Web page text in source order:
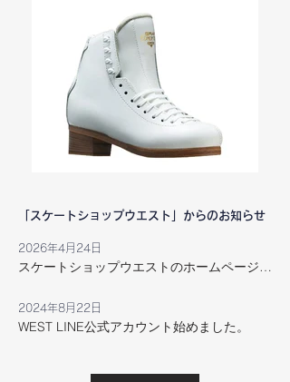
「スケートショップウエスト」からの​お知らせ
2026年4月24日
スケートショップウエストのホームページ準備中
2024年8月22日
WEST LINE公式アカウント始めました。